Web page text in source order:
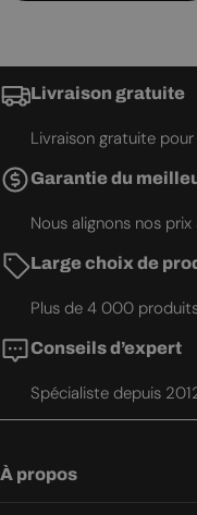
Livraison gratuite
Livraison gratuite
Garantie du
Nous alignons nos
Large choix de
Plus de 4 000
Conseils d’expert
Spécialiste depuis
À propos